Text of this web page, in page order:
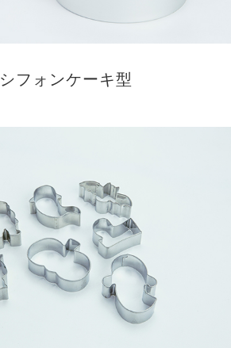
シフォンケーキ型